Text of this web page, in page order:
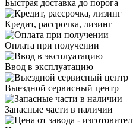
Быстрая доставка до порога
Кредит, рассрочка, лизинг
Оплата при получении
Ввод в эксплуатацию
Выездной сервисный центр
Запасные части в наличии